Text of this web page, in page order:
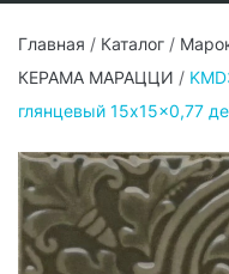
Главная / Каталог /
КЕРАМА МАРАЦЦИ /
глянцевый 15x15x0,77